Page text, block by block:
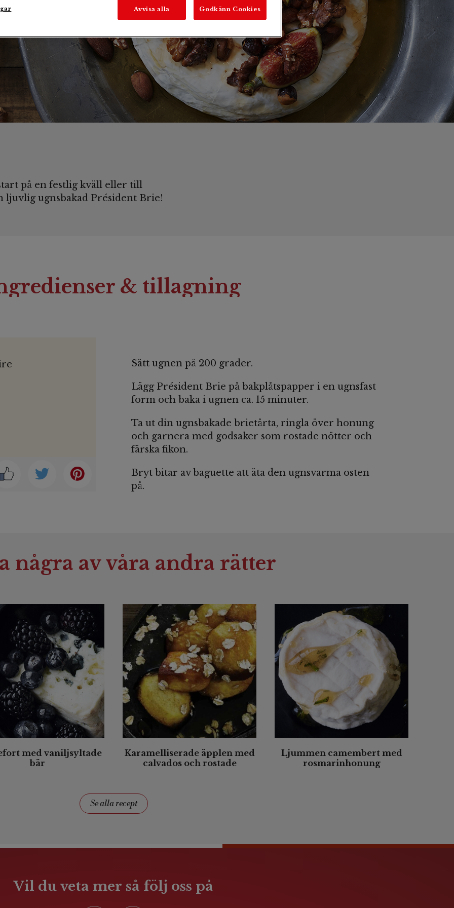
på en festlig kväll eller till
ljuvlig ugnsbakad Président Brie!
& tillagning
Sätt ugnen på 200 grader.
Lägg Président Brie på bakplåtspapper i en ugnsfast
form och baka i ugnen ca. 15 minuter.
Ta ut din ugnsbakade brietårta, ringla över honung
och garnera med godsaker som rostade nötter och
färska fikon.
Bryt bitar av baguette att äta den ugnsvarma osten
på.
några av våra andra rätter
med vaniljsyltade
bär
Karamelliserade äpplen med
calvados och rostade
Ljummen camembert med
rosmarinhonung
Se alla recept
Vil du veta mer så följ oss på
Avvisa alla Godkänn Cookies